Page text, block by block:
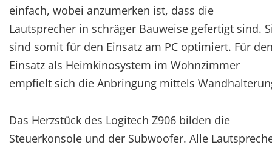
einfach, wobei anzumerken ist, dass die
Lautsprecher in schräger Bauweise gefertigt sind.
sind somit für den Einsatz am PC optimiert. Für
Einsatz als Heimkinosystem im Wohnzimmer
empfielt sich die Anbringung mittels
Das Herzstück des Logitech Z906 bilden die
Steuerkonsole und der Subwoofer. Alle